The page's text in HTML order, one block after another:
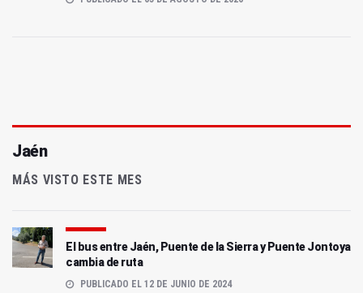
Jaén
MÁS VISTO ESTE MES
El bus entre Jaén, Puente de la Sierra y Puente Jontoya
cambia de ruta
PUBLICADO EL 12 DE JUNIO DE 2024